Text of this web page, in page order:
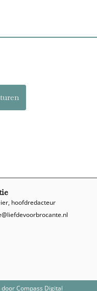
hoofdredacteur
doorCompass Digital